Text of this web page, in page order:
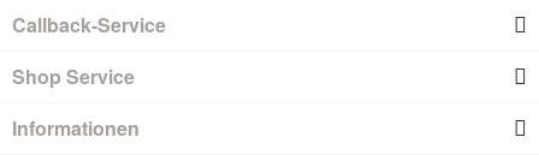
Callback-Service
Shop Service
Informationen